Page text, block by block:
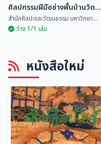
ศิลปกรรมฝีมือช่างพื้นบ้านวัดทราย
งาม อำเภอหล่มเก่า จังหวัด
เพชรบูรณ์
สำนักศิลปะและวัฒนธรร...
ศิลปกรรมฝีมือช่างพื้นบ้านวัด
ทรายงาม อำเภอหล่มเก่า จังหวัด
เพชรบูรณ์
สำนักศิลปะและวัฒนธรรม มหาวิทยา...
ว่าง 1/1 เล่ม
หนังสือใหม่